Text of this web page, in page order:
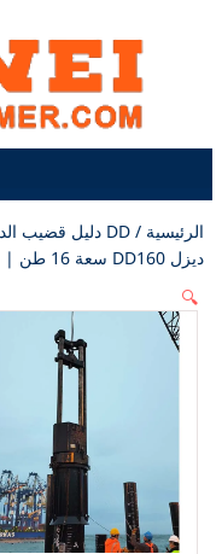
/DD دليل قضيب الديزل كومة المطرقة